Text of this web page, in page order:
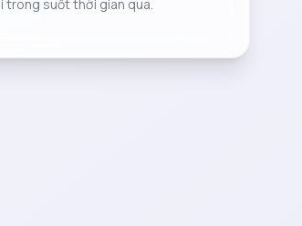
trong suốt thời gian qua.